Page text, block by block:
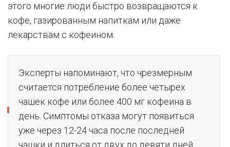
этого многие люди быстро возвращаются к
кофе, газированным напиткам или даже
лекарствам с кофеином.
Эксперты напоминают, что чрезмерным
считается потребление более четырех
чашек кофе или более 400 мг кофеина в
день. Симптомы отказа могут появиться
уже через 12-24 часа после последней
чашки и длиться от двух до девяти дней.